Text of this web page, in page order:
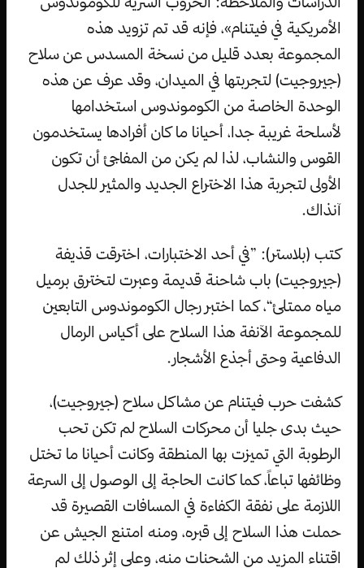
الأمريكية في فيتنام»، فإنه قد تم تزويد هذه
المجموعة بعدد قليل من نسخة المسدس عن سلاح
(جيروجيت) لتجربتها في الميدان، وقد عرف عن هذه
الوحدة الخاصة من الكوموندوس استخدامها
لأسلحة غريبة جدا، أحيانا ما كان أفرادها يستخدمون
القوس والنشاب، لذا لم يكن من المفاجئ أن تكون
الأولى لتجربة هذا الاختراع الجديد والمثير للجدل
آنذاك.
كتب (بلاستر): ”في أحد الاختبارات، اخترقت قذيفة
(جيروجيت) باب شاحنة قديمة وعبرت لتخترق برميل
مياه ممتلئ“، كما اختبر رجال الكوموندوس التابعين
للمجموعة الآنفة هذا السلاح على أكياس الرمال
الدفاعية وحتى أجذع الأشجار.
كشفت حرب فيتنام عن مشاكل سلاح (جيروجيت)،
حيث بدى جليا أن محركات السلاح لم تكن تحب
الرطوبة التي تميزت بها المنطقة وكانت أحيانا ما تختل
وظائفها تباعاً، كما كانت الحاجة إلى الوصول إلى السرعة
اللازمة على نفقة الكفاءة في المسافات القصيرة قد
حملت هذا السلاح إلى قبره، ومنه امتنع الجيش عن
اقتناء المزيد من الشحنات منه، وعلى إثر ذلك لم